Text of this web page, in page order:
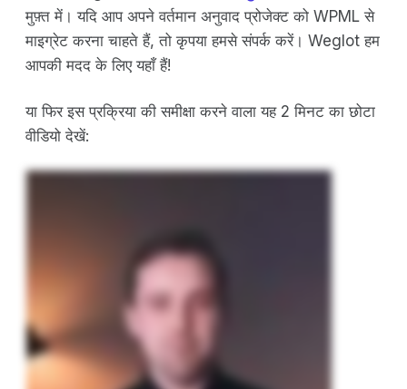
मुफ़्त में। यदि आप अपने वर्तमान अनुवाद प्रोजेक्ट को WPML से
माइग्रेट करना चाहते हैं, तो कृपया हमसे संपर्क करें। Weglot हम
आपकी मदद के लिए यहाँ हैं!
या फिर इस प्रक्रिया की समीक्षा करने वाला यह 2 मिनट का छोटा
वीडियो देखें: